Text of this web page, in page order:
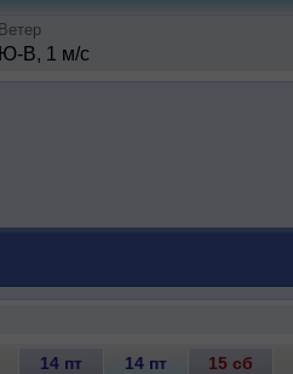
Ветер
Ю-В, 1 м/с
14 пт 14 пт 15 сб